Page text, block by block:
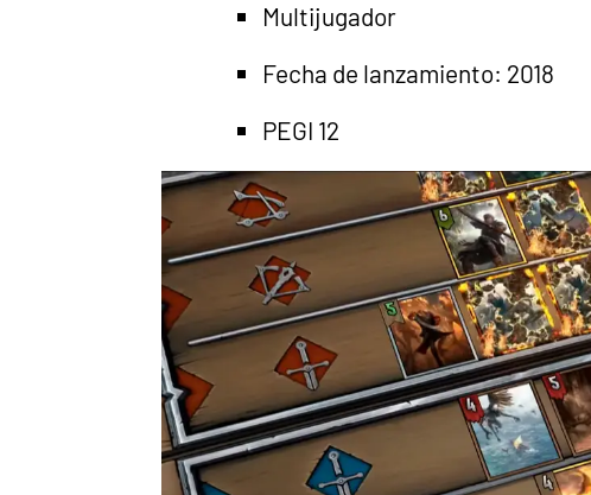
Multijugador
Fecha de lanzamiento: 2018
PEGI 12